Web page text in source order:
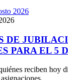
DE
PARA EL 5
reciben hoy